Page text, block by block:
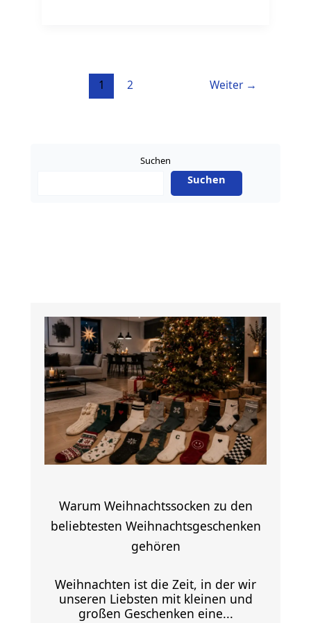
1 2 Weiter →
Suchen
Suchen
Warum Weihnachtssocken zu den
beliebtesten Weihnachtsgeschenken
gehören
Weihnachten ist die Zeit, in der wir
unseren Liebsten mit kleinen und
großen Geschenken eine...